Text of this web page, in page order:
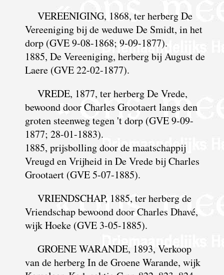
VEREENIGING, 1868, ter herberg De
Vereeniging bij de weduwe De Smidt, in het
dorp (GVE 9-08-1868; 9-09-1877).
1885, De Vereeniging, herberg bij August de
Laere (GVE 22-02-1877).
VREDE, 1877, ter herberg De Vrede,
bewoond door Charles Grootaert langs den
groten steenweg tegen 't dorp (GVE 9-09-
1877; 28-01-1883).
1885, prijsbolling door de maatschappij
Vreugd en Vrijheid in De Vrede bij Charles
Grootaert (GVE 5-07-1885).
VRIENDSCHAP, 1885, ter herberg de
Vriendschap bewoond door Charles Dhavé,
wijk Hoeke (GVE 3-05-1885).
GROENE WARANDE, 1893, Verkoop
van de herberg In de Groene Warande, wijk